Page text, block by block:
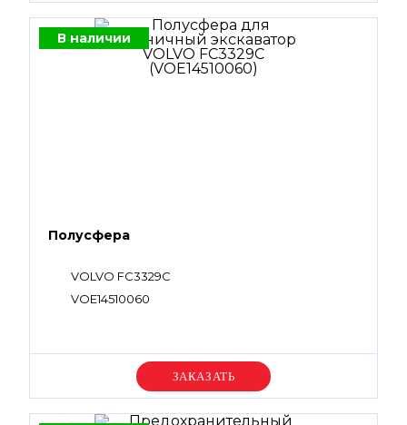
В наличии
Полусфера
VOLVO FC3329C
VOE14510060
Уточняйте цену